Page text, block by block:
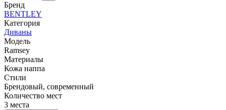
Бренд
BENTLEY
Категория
Диваны
Модель
Ramsey
Материалы
Кожа наппа
Стили
Брендовый, современный
Количество мест
3 места